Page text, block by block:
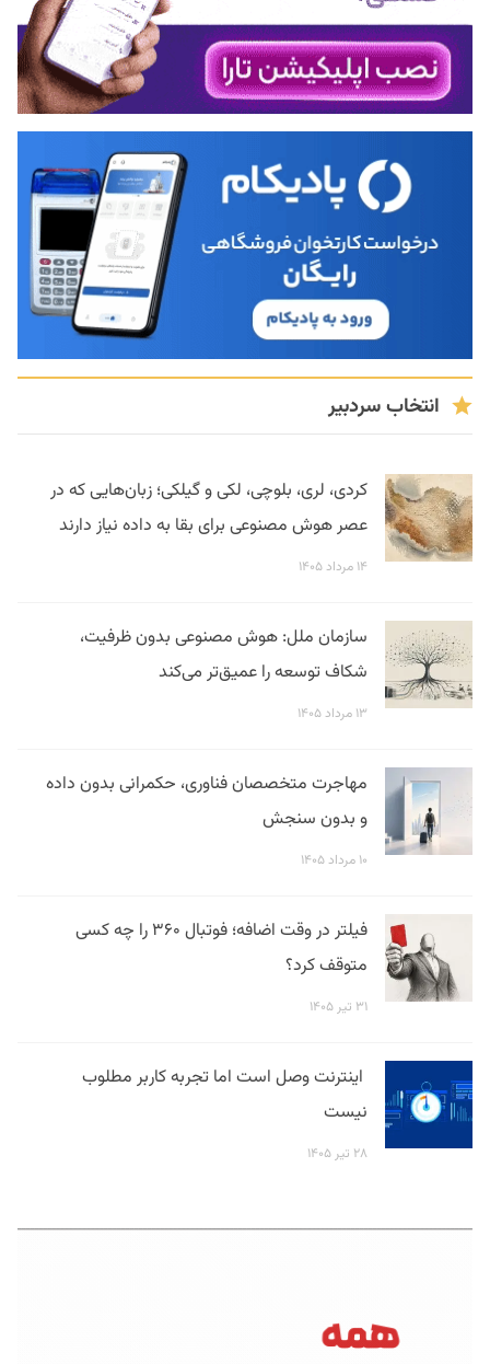
انتخاب سردبیر
کردی، لری، بلوچی، لکی و گیلکی؛ زبان‌هایی که در
عصر هوش مصنوعی برای بقا به داده نیاز دارند
۱۴ مرداد ۱۴۰۵
سازمان ملل: هوش مصنوعی بدون ظرفیت،
شکاف توسعه را عمیق‌تر می‌کند
۱۳ مرداد ۱۴۰۵
مهاجرت متخصصان فناوری، حکمرانی بدون داده
و بدون سنجش
۱۰ مرداد ۱۴۰۵
فیلتر در وقت اضافه؛ فوتبال ۳۶۰ را چه کسی
متوقف کرد؟
۳۱ تیر ۱۴۰۵
اینترنت وصل است اما تجربه کاربر مطلوب
نیست
۲۸ تیر ۱۴۰۵